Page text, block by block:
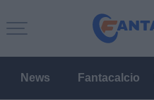
News Fantacalcio